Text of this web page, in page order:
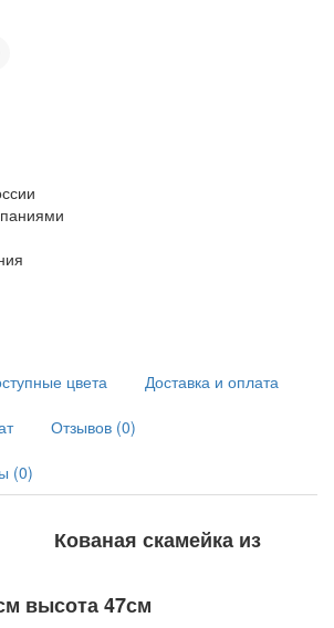
цвета Доставка и оплата
Отзывов (0)
(0)
скамейка из
высота 47см